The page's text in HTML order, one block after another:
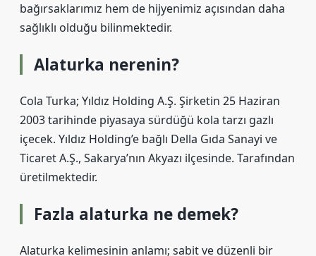
bağırsaklarımız hem de hijyenimiz açısından daha
sağlıklı olduğu bilinmektedir.
Alaturka nerenin?
Cola Turka; Yıldız Holding A.Ş. Şirketin 25 Haziran
2003 tarihinde piyasaya sürdüğü kola tarzı gazlı
içecek. Yıldız Holding’e bağlı Della Gıda Sanayi ve
Ticaret A.Ş., Sakarya’nın Akyazı ilçesinde. Tarafından
üretilmektedir.
Fazla alaturka ne demek?
Alaturka kelimesinin anlamı; sabit ve düzenli bir